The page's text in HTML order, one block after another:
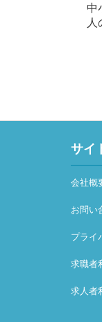
中
人
サイ
会社概
お問い
プライ
求職者
求人者